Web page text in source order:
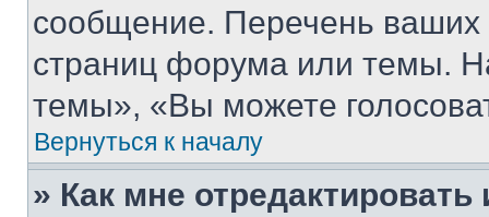
сообщение. Перечень ваших
страниц форума или темы.
темы», «Вы можете
Вернуться к началу
» Как мне